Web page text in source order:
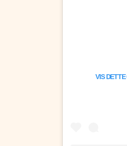
VIS